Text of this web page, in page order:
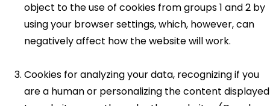
object to the use of cookies from groups 1 and 2 by
using your browser settings, which, however, can
negatively affect how the website will work.
Cookies for analyzing your data, recognizing if you
are a human or personalizing the content displayed